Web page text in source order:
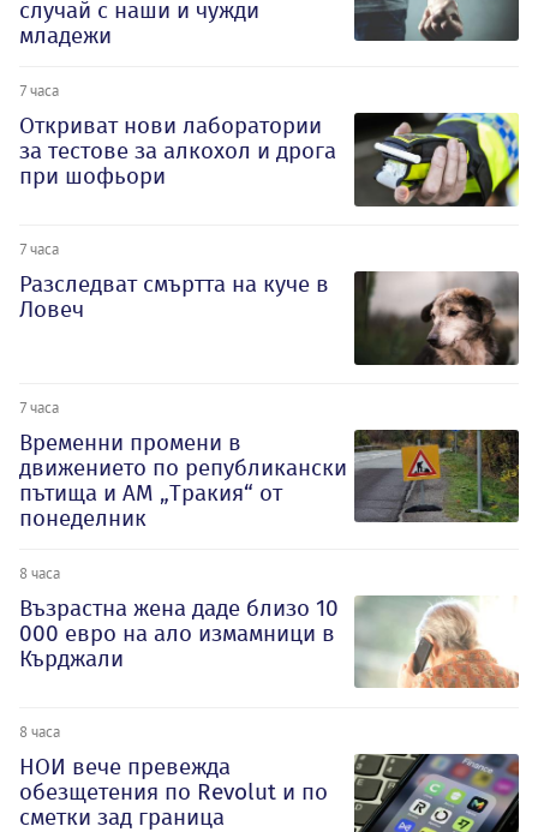
случай с наши и чужди
младежи
7 часа
Откриват нови лаборатории
за тестове за алкохол и дрога
при шофьори
7 часа
Разследват смъртта на куче в
Ловеч
7 часа
Временни промени в
движението по републикански
пътища и АМ „Тракия“ от
понеделник
8 часа
Възрастна жена даде близо 10
000 евро на ало измамници в
Кърджали
8 часа
НОИ вече превежда
обезщетения по Revolut и по
сметки зад граница